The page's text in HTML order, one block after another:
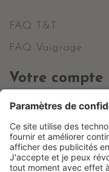
FAQ T&T
FAQ Vaigrage
Votre compte
Informations
Commandes
Avoirs